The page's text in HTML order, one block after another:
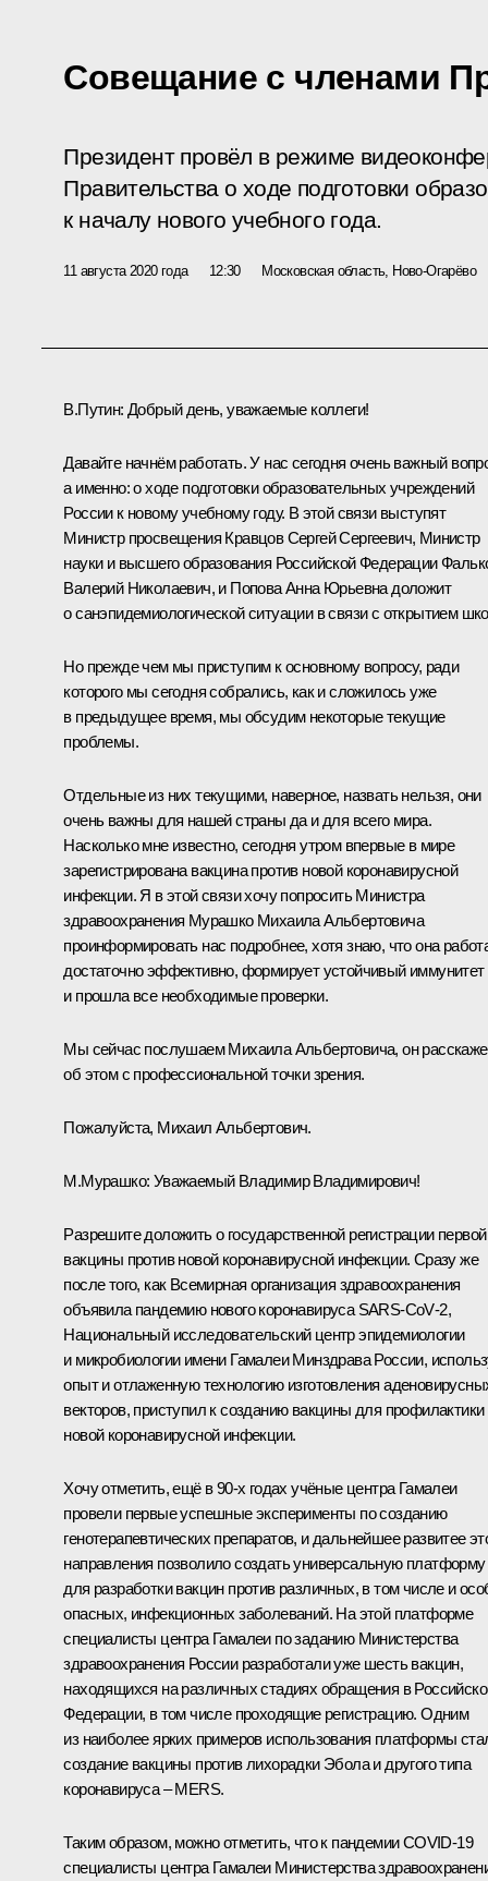
Совещание с членами
Президент провёл в режиме
Правительства о ходе подготовки
к началу нового учебного года.
11 августа 2020 года 12:30 Московская область, Ново-Огарёво
В.Путин: Добрый день, уважаемые коллеги!
Давайте начнём работать. У нас сегодня очень важный
а именно: о ходе подготовки образовательных учреждений
России к новому учебному году. В этой связи выступят
Министр просвещения Кравцов Сергей Сергеевич, Министр
науки и высшего образования Российской Федерации
Валерий Николаевич, и Попова Анна Юрьевна доложит
о санэпидемиологической ситуации в связи с открытием
Но прежде чем мы приступим к основному вопросу, ради
которого мы сегодня собрались, как и сложилось уже
в предыдущее время, мы обсудим некоторые текущие
проблемы.
Отдельные из них текущими, наверное, назвать нельзя, они
очень важны для нашей страны да и для всего мира.
Насколько мне известно, сегодня утром впервые в мире
зарегистрирована вакцина против новой коронавирусной
инфекции. Я в этой связи хочу попросить Министра
здравоохранения Мурашко Михаила Альбертовича
проинформировать нас подробнее, хотя знаю, что она
достаточно эффективно, формирует устойчивый иммунитет
и прошла все необходимые проверки.
Мы сейчас послушаем Михаила Альбертовича, он
об этом с профессиональной точки зрения.
Пожалуйста, Михаил Альбертович.
М.Мурашко: Уважаемый Владимир Владимирович!
Разрешите доложить о государственной регистрации первой
вакцины против новой коронавирусной инфекции. Сразу же
после того, как Всемирная организация здравоохранения
объявила пандемию нового коронавируса SARS‑CoV‑2,
Национальный исследовательский центр эпидемиологии
и микробиологии имени Гамалеи Минздрава России,
опыт и отлаженную технологию изготовления
векторов, приступил к созданию вакцины для профилактики
новой коронавирусной инфекции.
Хочу отметить, ещё в 90‑х годах учёные центра Гамалеи
провели первые успешные эксперименты по созданию
генотерапевтических препаратов, и дальнейшее развитее
направления позволило создать универсальную платформу
для разработки вакцин против различных, в том числе и
опасных, инфекционных заболеваний. На этой платформе
специалисты центра Гамалеи по заданию Министерства
здравоохранения России разработали уже шесть вакцин,
находящихся на различных стадиях обращения в
Федерации, в том числе проходящие регистрацию. Одним
из наиболее ярких примеров использования платформы
создание вакцины против лихорадки Эбола и другого типа
коронавируса – MERS.
Таким образом, можно отметить, что к пандемии COVID‑19
специалисты центра Гамалеи Министерства